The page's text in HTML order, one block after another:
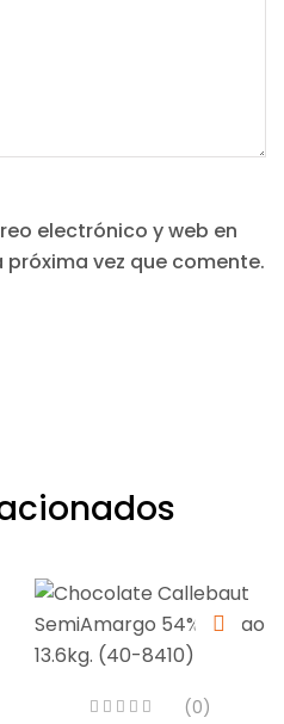
electrónico y web en
vez que comente.
(0)